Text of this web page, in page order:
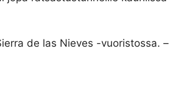
de las Nieves -vuoristossa. –